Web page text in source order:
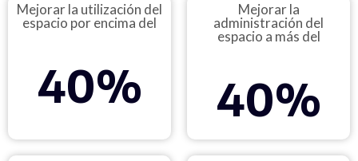
Mejorar la utilización del
espacio por encima del
40%
Mejorar la
administración del
espacio a más del
40%